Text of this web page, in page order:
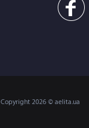
Copyright 2026 © aelita.ua